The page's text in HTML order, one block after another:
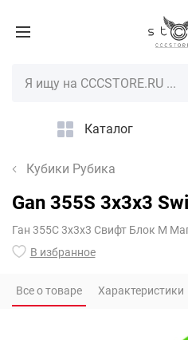
Каталог
Кубики Рубика
Gan 355S 3x3x3
Ган 355С 3х3х3 Свифт Блок М
В избранное
Все о товаре Характеристики